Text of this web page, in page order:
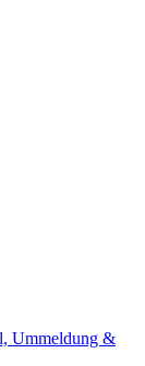
Ummeldung &